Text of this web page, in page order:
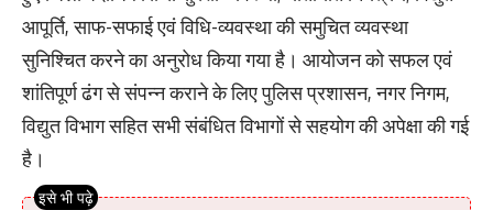
आपूर्ति, साफ-सफाई एवं विधि-व्यवस्था की समुचित व्यवस्था
सुनिश्चित करने का अनुरोध किया गया है। आयोजन को सफल एवं
शांतिपूर्ण ढंग से संपन्न कराने के लिए पुलिस प्रशासन, नगर निगम,
विद्युत विभाग सहित सभी संबंधित विभागों से सहयोग की अपेक्षा की गई
है।